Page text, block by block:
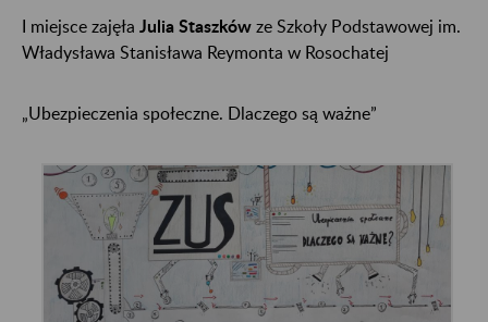
I miejsce zajęła Julia Staszków ze Szkoły Podstawowej im.
Władysława Stanisława Reymonta w Rosochatej
„Ubezpieczenia społeczne. Dlaczego są ważne”